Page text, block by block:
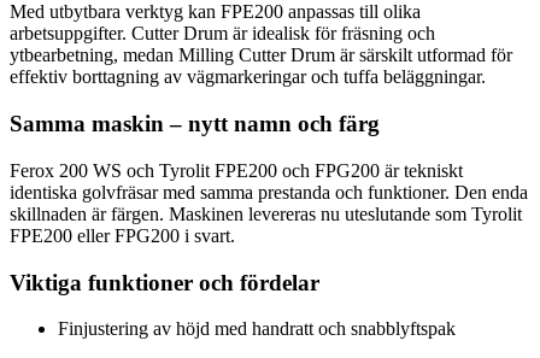
Med utbytbara verktyg kan FPE200 anpassas till olika
arbetsuppgifter. Cutter Drum är idealisk för fräsning och
ytbearbetning, medan Milling Cutter Drum är särskilt utformad för
effektiv borttagning av vägmarkeringar och tuffa beläggningar.
Samma maskin – nytt namn och färg
Ferox 200 WS och Tyrolit FPE200 och FPG200 är tekniskt
identiska golvfräsar med samma prestanda och funktioner. Den enda
skillnaden är färgen. Maskinen levereras nu uteslutande som Tyrolit
FPE200 eller FPG200 i svart.
Viktiga funktioner och fördelar
Finjustering av höjd med handratt och snabblyftspak